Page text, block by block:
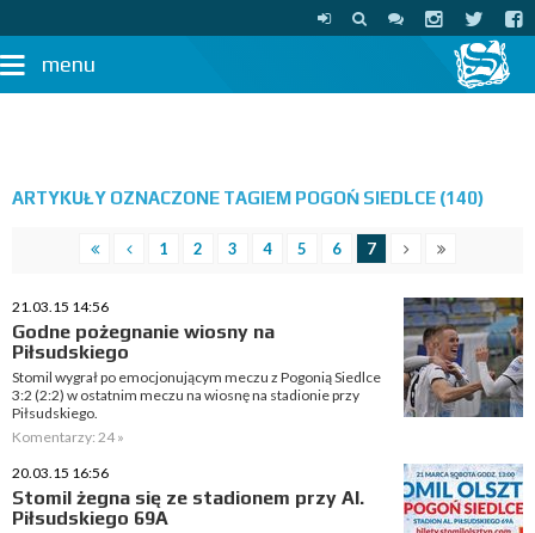
menu
ARTYKUŁY OZNACZONE TAGIEM POGOŃ SIEDLCE (140)
1 2 3 4 5 6 7
21.03.15 14:56
Godne pożegnanie wiosny na
Piłsudskiego
Stomil wygrał po emocjonującym meczu z Pogonią Siedlce
3:2 (2:2) w ostatnim meczu na wiosnę na stadionie przy
Piłsudskiego.
Komentarzy: 24 »
20.03.15 16:56
Stomil żegna się ze stadionem przy Al.
Piłsudskiego 69A